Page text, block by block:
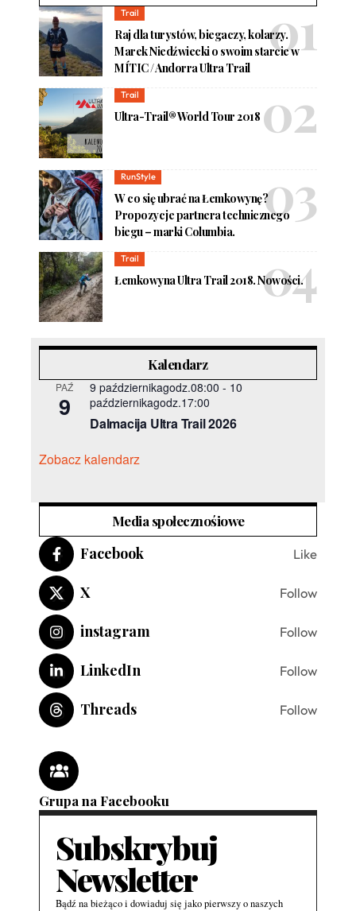
Trail
Raj dla turystów, biegaczy, kolarzy.
Marek Niedźwiecki o swoim starcie w
MÍTIC / Andorra Ultra Trail
Trail
Ultra-Trail® World Tour 2018
RunStyle
W co się ubrać na Łemkowynę?
Propozycje partnera technicznego
biegu – marki Columbia.
Trail
Łemkowyna Ultra Trail 2018. Nowości.
Kalendarz
PAŹ
9
9 październikagodz.08:00 - 10
październikagodz.17:00
Dalmacija Ultra Trail 2026
Zobacz kalendarz
Media społecznośiowe
Facebook Like
X Follow
instagram Follow
LinkedIn Follow
Threads Follow
Grupa na Facebooku
Subskrybuj
Newsletter
Bądź na bieżąco i dowiaduj się jako pierwszy o naszych